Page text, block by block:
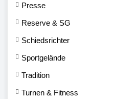
Presse
Reserve & SG
Schiedsrichter
Sportgelände
Tradition
Turnen & Fitness